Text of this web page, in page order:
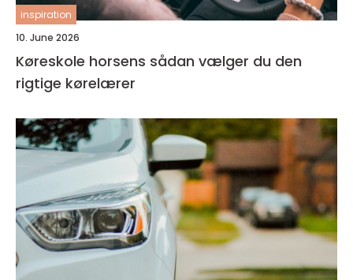
inspiration
10. June 2026
Køreskole horsens sådan vælger du den
rigtige kørelærer